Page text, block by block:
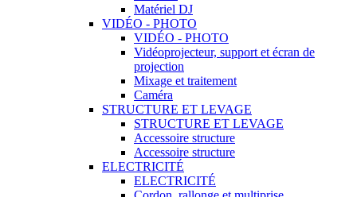
Matériel DJ
VIDÉO - PHOTO
VIDÉO - PHOTO
Vidéoprojecteur, support et écran de
projection
Mixage et traitement
Caméra
STRUCTURE ET LEVAGE
STRUCTURE ET LEVAGE
Accessoire structure
Accessoire structure
ELECTRICITÉ
ELECTRICITÉ